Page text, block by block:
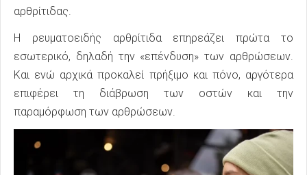
αρθρίτιδας.
Η ρευματοειδής αρθρίτιδα επηρεάζει πρώτα το
εσωτερικό, δηλαδή την «επένδυση» των αρθρώσεων.
Και ενώ αρχικά προκαλεί πρήξιμο και πόνο, αργότερα
επιφέρει τη διάβρωση των οστών και την
παραμόρφωση των αρθρώσεων.